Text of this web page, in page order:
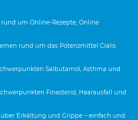
um Online-Rezepte, Online
rund um das Potenzmittel Cialis
Salbutamol, Asthma und
Finasterid, Haarausfall und
über Erkältung und Grippe – einfach und